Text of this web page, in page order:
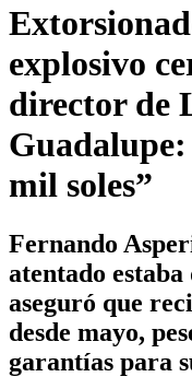
explosivo
director de
mil soles”
Fernando
atentado
aseguró que
desde mayo,
garantías para